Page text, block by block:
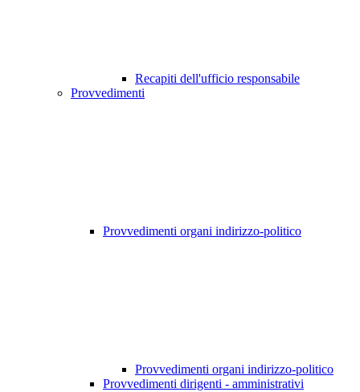
Recapiti dell'ufficio responsabile
Provvedimenti
Provvedimenti organi indirizzo-politico
Provvedimenti organi indirizzo-politico
Provvedimenti dirigenti - amministrativi